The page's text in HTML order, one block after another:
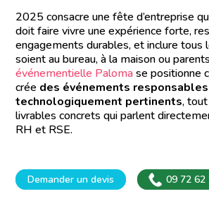
2025 consacre une fête d’entreprise
doit faire vivre une expérience forte,
engagements durables, et inclure tous
soient au bureau, à la maison ou
événementielle Palomase positionne
crée des événements
technologiquement pertinents,
livrables concrets qui parlent
RH et RSE.
Demander un devis 09 72 62